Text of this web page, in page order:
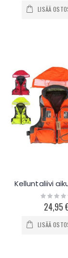
LISÄÄ
Rating:
0%
24,95
LISÄÄ